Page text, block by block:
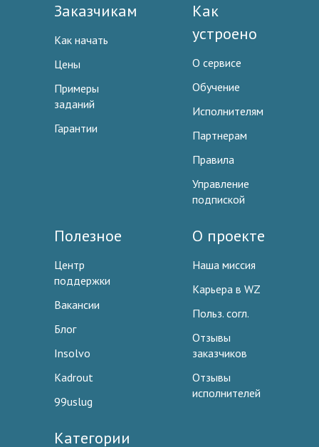
Заказчикам
Как начать
Цены
Примеры
заданий
Гарантии
Как
устроено
О сервисе
Обучение
Исполнителям
Партнерам
Правила
Управление
подпиской
Полезное
Центр
поддержки
Вакансии
Блог
Insolvo
Kadrout
99uslug
О проекте
Наша миссия
Карьера в WZ
Польз. согл.
Отзывы
заказчиков
Отзывы
исполнителей
Категории